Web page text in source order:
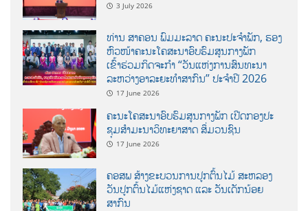
3 July 2026
ທ່ານ ສາຄອນ ພົມມະລາດ ຄະນະປະຈໍາພັກ, ຮອງ
ຫົວໜ້າຄະນະໂຄສະນາອົບຮົມສູນກາງພັກ
ເຂົ້າຮ່ວມກິດຈະກຳ “ວັນແຫ່ງການສົນທະນາ
ລະຫວ່າງອາລະຍະທຳສາກົນ” ປະຈຳປີ 2026
17 June 2026
ຄະນະໂຄສະນາອົບຮົມສູນກາງພັກ ເປີດກອງປະ
ຊຸມສຳມະນາວິທະຍາສາດ ສຶ່ມວນຊົນ
17 June 2026
ຄອສພ ສ້າງຂະບວນການປູກຕົ້ນໄມ້ ສະຫລອງ
ວັນປູກຕົ້ນໄມ້ແຫ່ງຊາດ ແລະ ວັນເດັກນ້ອຍ
ສາກົນ